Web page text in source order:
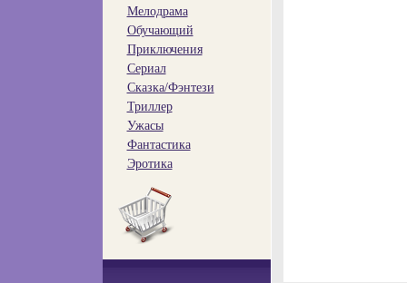
Мелодрама
Обучающий
Приключения
Сериал
Сказка/Фэнтези
Триллер
Ужасы
Фантастика
Эротика